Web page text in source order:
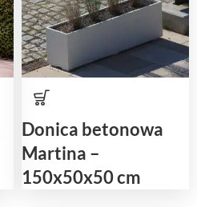
Donica betonowa
Martina –
150x50x50 cm